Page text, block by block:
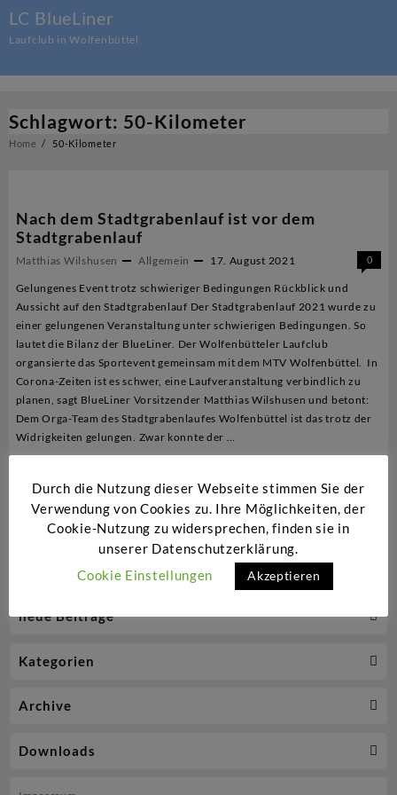
content
LC BlueLiner
Laufclub in Wolfenbüttel
neue Beiträge
Kategorien
Archive
Downloads
Schlagwort: 50-Kilometer
Home 50-Kilometer
Nach dem Stadtgrabenlauf ist vor dem
Stadtgrabenlauf
Matthias Wilshusen Allgemein 17. August 2021 0
Gelungenes Event trotz schwieriger Bedingungen Rückblick und
Aussicht auf den Stadtgrabenlauf Der Stadtgrabenlauf 2021 wurde zu
einer gelungenen Veranstaltung unter schwierigen Bedingungen. So
lautet die Bilanz der BlueLiner. Der Wolfenbütteler Laufclub
organsierte das Sportevent gemeinsam mit dem MTV Wolfenbüttel. In
Corona-Zeiten ist es schwer, eine Laufveranstaltung verbindlich zu
planen, sagt BlueLiner Vorsitzender Matthias Wilshusen und betont:
Dem Orga-Team des Stadtgrabenlaufes Wolfenbüttel ist das trotz der
Widrigkeiten gelungen. Zwar konnte der …
dem
Stadtgrabenlauf
Stadtgrabenlauf
Durch die Nutzung dieser Webseite stimmen Sie der
Verwendung von Cookies zu. Ihre Möglichkeiten, der
Cookie-Nutzung zu widersprechen, finden sie in
unserer Datenschutzerklärung.
Cookie Einstellungen
Akzeptieren